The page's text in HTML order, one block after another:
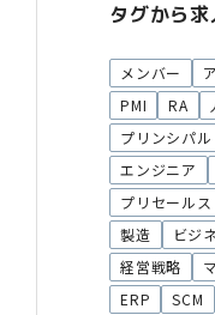
タグから
メンバー
PMI
RA
プリンシパル
エンジニア
プリセールス
製造
ビジ
経営戦略
ERP
SCM